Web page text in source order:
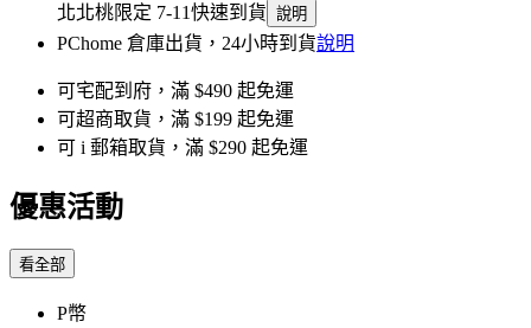
北北桃限定 7-11快速到貨 說明
PChome 倉庫出貨，24小時到貨說明
可宅配到府，滿 $490 起免運
可超商取貨，滿 $199 起免運
可 i 郵箱取貨，滿 $290 起免運
優惠活動
看全部
P幣